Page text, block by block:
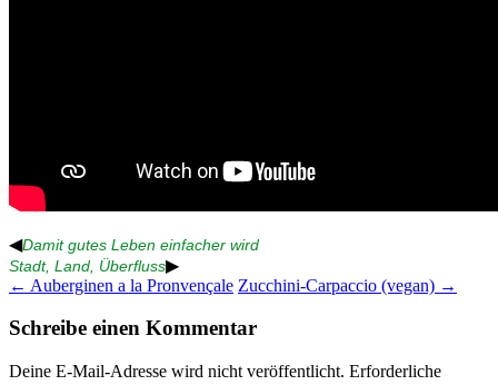
◀Damit gutes Leben einfacher wird
Stadt, Land, Überfluss▶
Beitragsnavigation
← Auberginen a la Pronvençale Zucchini-Carpaccio (vegan) →
Schreibe einen Kommentar
Deine E-Mail-Adresse wird nicht veröffentlicht. Erforderliche